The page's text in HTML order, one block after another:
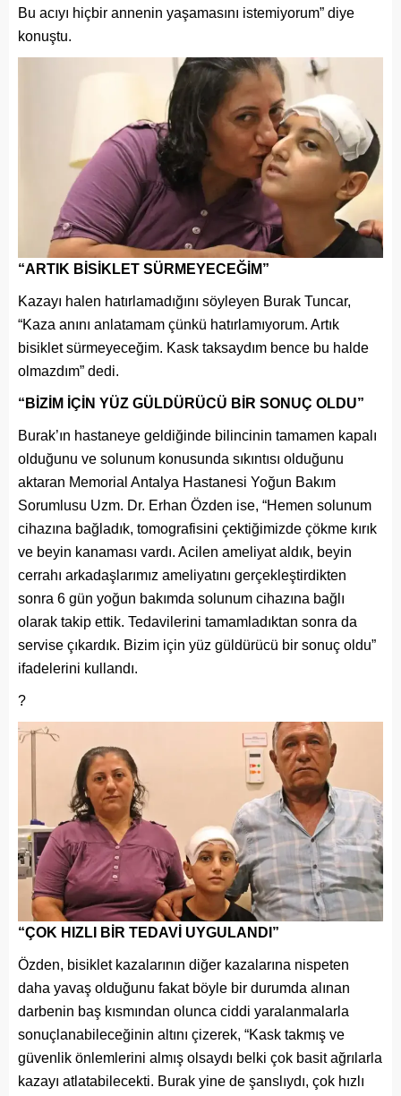
Bu acıyı hiçbir annenin yaşamasını istemiyorum” diye
konuştu.
“ARTIK BİSİKLET SÜRMEYECEĞİM”
Kazayı halen hatırlamadığını söyleyen Burak Tuncar,
“Kaza anını anlatamam çünkü hatırlamıyorum. Artık
bisiklet sürmeyeceğim. Kask taksaydım bence bu halde
olmazdım” dedi.
“BİZİM İÇİN YÜZ GÜLDÜRÜCÜ BİR SONUÇ OLDU”
Burak’ın hastaneye geldiğinde bilincinin tamamen kapalı
olduğunu ve solunum konusunda sıkıntısı olduğunu
aktaran Memorial Antalya Hastanesi Yoğun Bakım
Sorumlusu Uzm. Dr. Erhan Özden ise, “Hemen solunum
cihazına bağladık, tomografisini çektiğimizde çökme kırık
ve beyin kanaması vardı. Acilen ameliyat aldık, beyin
cerrahı arkadaşlarımız ameliyatını gerçekleştirdikten
sonra 6 gün yoğun bakımda solunum cihazına bağlı
olarak takip ettik. Tedavilerini tamamladıktan sonra da
servise çıkardık. Bizim için yüz güldürücü bir sonuç oldu”
ifadelerini kullandı.
?
“ÇOK HIZLI BİR TEDAVİ UYGULANDI”
Özden, bisiklet kazalarının diğer kazalarına nispeten
daha yavaş olduğunu fakat böyle bir durumda alınan
darbenin baş kısmından olunca ciddi yaralanmalarla
sonuçlanabileceğinin altını çizerek, “Kask takmış ve
güvenlik önlemlerini almış olsaydı belki çok basit ağrılarla
kazayı atlatabilecekti. Burak yine de şanslıydı, çok hızlı